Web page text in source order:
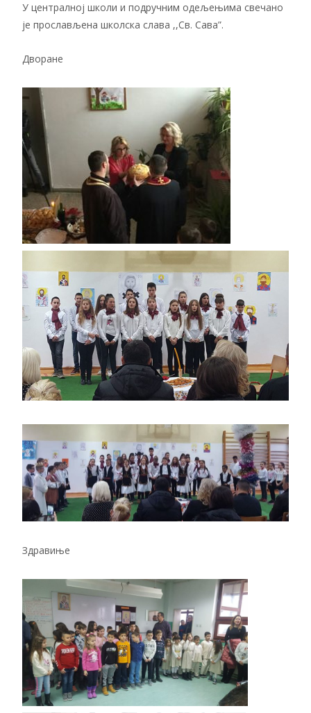
У централној школи и подручним одељењима свечано
је прослављена школска слава ,,Св. Сава”.
Дворане
Здравиње